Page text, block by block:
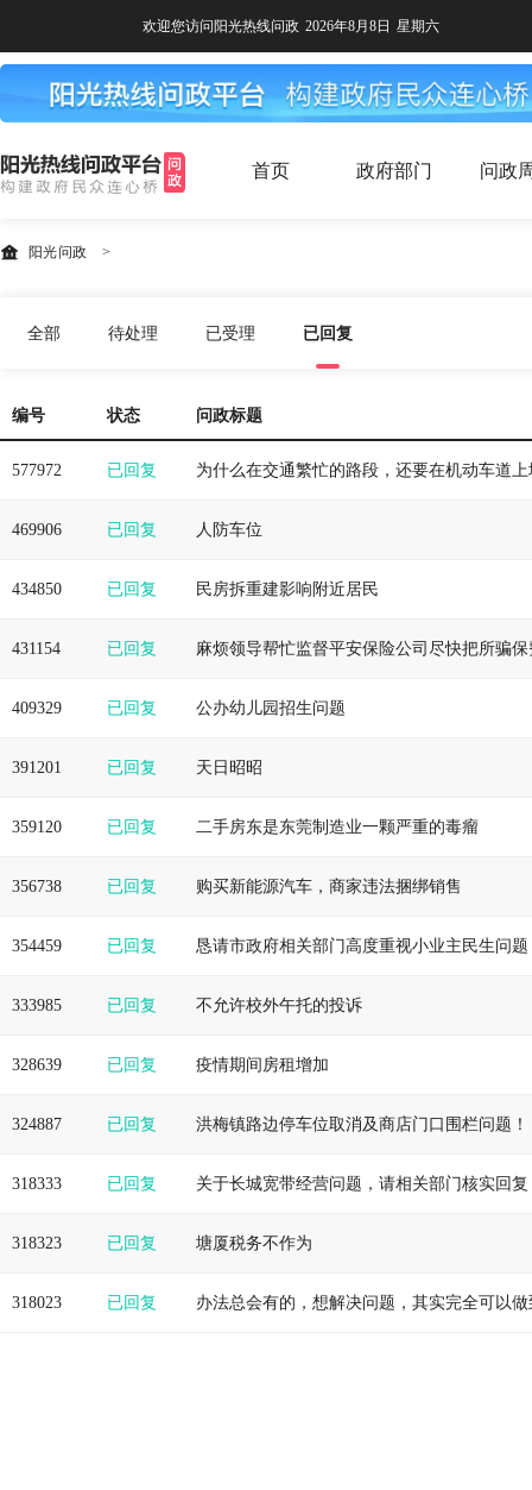
欢迎您访问阳光热线问政 2026年8月8日 星期六
首页 政府部门 问政
阳光问政 >
全部 待处理 已受理 已回复
编号 状态 问政标题
577972 已回复
469906 已回复 人防车位
434850 已回复 民房拆重建影响附近居民
431154 已回复 麻烦领导帮忙监督平安保险公司尽快把所骗
409329 已回复 公办幼儿园招生问题
391201 已回复 天日昭昭
359120 已回复 二手房东是东莞制造业一颗严重的毒瘤
356738 已回复 购买新能源汽车，商家违法捆绑销售
354459 已回复 恳请市政府相关部门高度重视小业主民生问题
333985 已回复 不允许校外午托的投诉
328639 已回复 疫情期间房租增加
324887 已回复 洪梅镇路边停车位取消及商店门口围栏问题！
318333 已回复 关于长城宽带经营问题，请相关部门核实回复
318323 已回复 塘厦税务不作为
318023 已回复 办法总会有的，想解决问题，其实完全可以做